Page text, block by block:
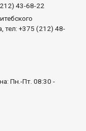
43-68-22
тел: +375 (212) 48-
Пн.-Пт. 08:30 -